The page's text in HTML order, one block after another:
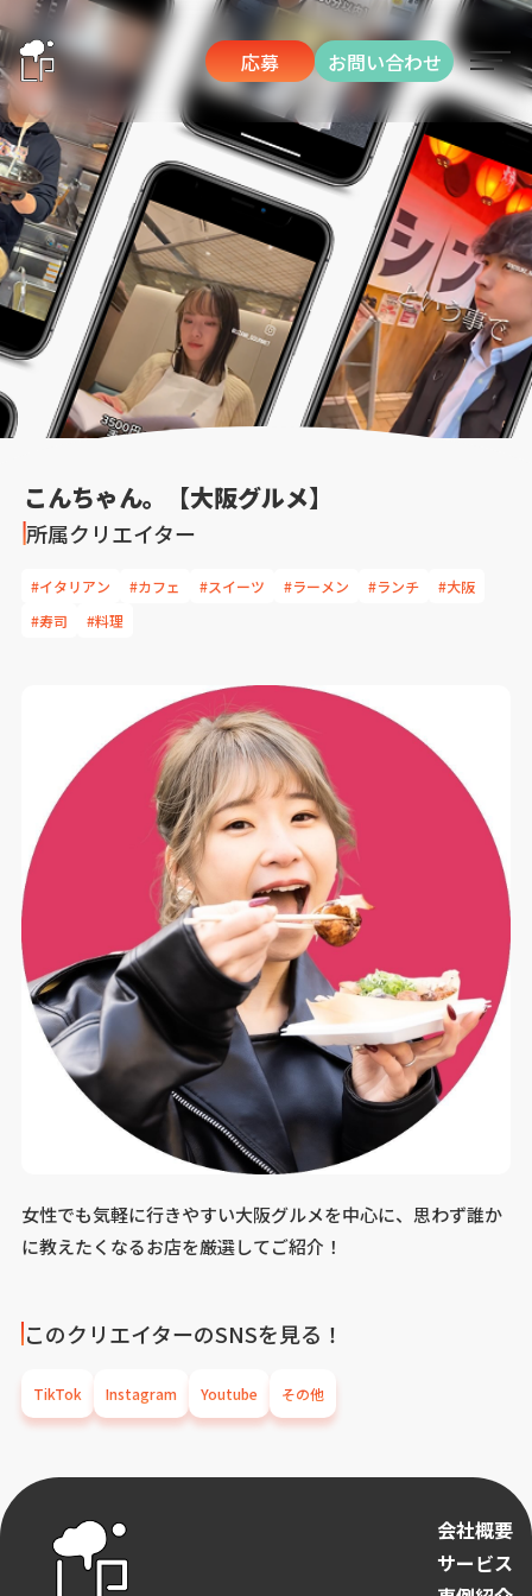
応募 お問い合わせ
こんちゃん。【大阪グルメ】
所属クリエイター
#イタリアン #カフェ #スイーツ #ラーメン #ランチ
#大阪
#寿司
#料理
女性でも気軽に行きやすい大阪グルメを中心に、思わず誰か
に教えたくなるお店を厳選してご紹介！
このクリエイターのSNSを見る！
TikTok Instagram Youtube その他
会社概要
サービス